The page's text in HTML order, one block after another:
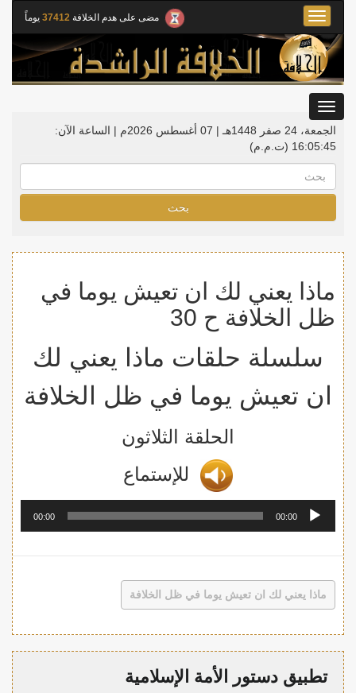
مضى على هدم الخلافة 37412 يوماً
Toggle
navigation
الجمعة، 24 صفر 1448هـ | 07 أغسطس 2026م |
الساعة الآن:
16:05:45 (ت.م.م)
بحث
ماذا يعني لك ان تعيش يوما في
ظل الخلافة ح 30
سلسلة حلقات ماذا يعني لك
ان تعيش يوما في ظل الخلافة
الحلقة الثلاثون
للإستماع
00:00
00:00
ماذا يعني لك ان تعيش يوما في ظل الخلافة
تطبيق دستور الأمة الإسلامية